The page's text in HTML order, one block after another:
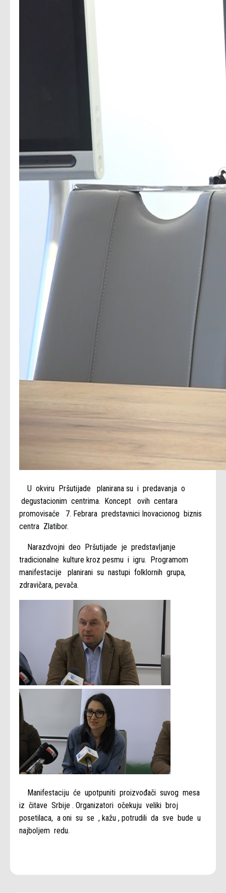
U okviru Pršutijade planirana su i predavanja o
degustacionim centrima. Koncept ovih centara
promovisaće 7. Febrara predstavnici Inovacionog biznis
centra Zlatibor.
Narazdvojni deo Pršutijade je predstavljanje
tradicionalne kulture kroz pesmu i igru. Programom
manifestacije planirani su nastupi folklornih grupa,
zdravičara, pevača.
Manifestaciju će upotpuniti proizvođači suvog mesa
iz čitave Srbije . Organizatori očekuju veliki broj
posetilaca, a oni su se , kažu , potrudili da sve bude u
najboljem redu.